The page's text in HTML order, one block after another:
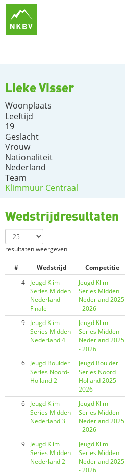
Lieke Visser
Woonplaats
Leeftijd
19
Geslacht
Vrouw
Nationaliteit
Nederland
Team
Klimmuur Centraal
Wedstrijdresultaten
resultaten weergeven
# Wedstrijd Competitie
4
Jeugd Klim
Series Midden
Nederland
Finale
Jeugd Klim
Series Midden
Nederland 2025
- 2026
9
Jeugd Klim
Series Midden
Nederland 4
Jeugd Klim
Series Midden
Nederland 2025
- 2026
6
Jeugd Boulder
Series Noord-
Holland 2
Jeugd Boulder
Series Noord
Holland 2025 -
2026
6
Jeugd Klim
Series Midden
Nederland 3
Jeugd Klim
Series Midden
Nederland 2025
- 2026
9
Jeugd Klim
Series Midden
Nederland 2
Jeugd Klim
Series Midden
Nederland 2025
- 2026